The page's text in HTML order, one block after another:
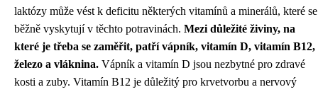
laktózy může vést k deficitu některých vitamínů a minerálů, které se
běžně vyskytují v těchto potravinách. Mezi důležité živiny, na
které je třeba se zaměřit, patří vápník, vitamín D, vitamín B12,
železo a vláknina. Vápník a vitamín D jsou nezbytné pro zdravé
kosti a zuby. Vitamín B12 je důležitý pro krvetvorbu a nervový